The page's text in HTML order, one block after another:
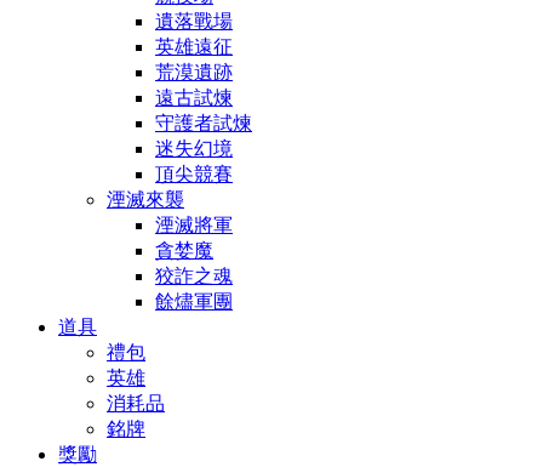
遺落戰場
英雄遠征
荒漠遺跡
遠古試煉
守護者試煉
迷失幻境
頂尖競賽
湮滅來襲
湮滅將軍
貪婪魔
狡詐之魂
餘燼軍團
道具
禮包
英雄
消耗品
銘牌
獎勵